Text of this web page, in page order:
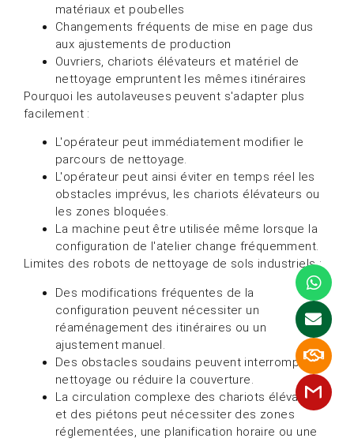
matériaux et poubelles
Changements fréquents de mise en page dus
aux ajustements de production
Ouvriers, chariots élévateurs et matériel de
nettoyage empruntent les mêmes itinéraires
Pourquoi les autolaveuses peuvent s'adapter plus
facilement :
L'opérateur peut immédiatement modifier le
parcours de nettoyage.
L'opérateur peut ainsi éviter en temps réel les
obstacles imprévus, les chariots élévateurs ou
les zones bloquées.
La machine peut être utilisée même lorsque la
configuration de l'atelier change fréquemment.
Limites des robots de nettoyage de sols industriels :
Des modifications fréquentes de la
configuration peuvent nécessiter un
réaménagement des itinéraires ou un
ajustement manuel.
Des obstacles soudains peuvent interrompre le
nettoyage ou réduire la couverture.
La circulation complexe des chariots élévateurs
et des piétons peut nécessiter des zones
réglementées, une planification horaire ou une